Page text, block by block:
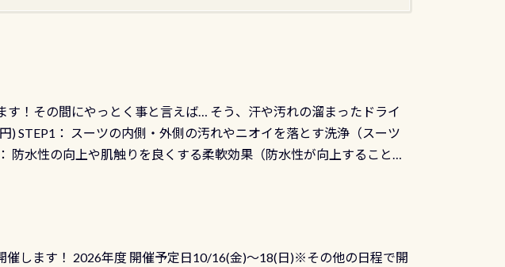
！その間にやっとく事と言えば… そう、汗や汚れの溜まったドライ
) STEP1： スーツの内側・外側の汚れやニオイを落とす洗浄（スーツ
防水性の向上や肌触りを良くする柔軟効果（防水性が向上することで
ってのは避けましょう！実際水につけて水検査して調べます ●給気バ
ングの際に行うのですが、空気を送り込む「給気バルブ」のオーバ
します！ 2026年度 開催予定日10/16(金)～18(日)※その他の日程で開